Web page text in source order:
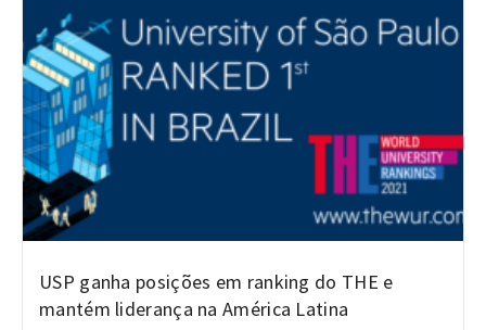
USP ganha posições em ranking do THE e
mantém liderança na América Latina